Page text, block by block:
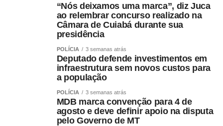
A escolha de Farina representa uma mudança de última
hora na chapa de Wellington, depois de semanas de
negociações envolvendo a vaga de vice. Antes de ser
indicado, Maluf havia desistido de uma pré-candidatura
própria ao Governo pelo Novo para contribuir com a
composição liderada pelo senador.
Na nota desta sexta-feira, Maluf ampliou as críticas e
afirmou que quem pretende comandar o Estado precisa
demonstrar capacidade de cumprir compromissos
“Nós deixamos uma marca”, diz Juca
ao relembrar concurso realizado na
Câmara de Cuiabá durante sua
presidência
POLÍCIA 3 semanas atrás
Deputado defende investimentos em
infraestrutura sem novos custos para
a população
POLÍCIA 3 semanas atrás
MDB marca convenção para 4 de
agosto e deve definir apoio na disputa
pelo Governo de MT